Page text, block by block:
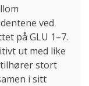
ved
på GLU 1–7.
ut med like
stort
i sitt